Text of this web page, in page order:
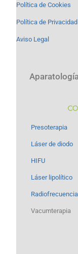
Política de Cookies
Política de Privacidad
Aviso Legal
Presoterapia
Láser de diodo
HIFU
Láser lipolítico
Radiofrecuencia
Vacumterapia